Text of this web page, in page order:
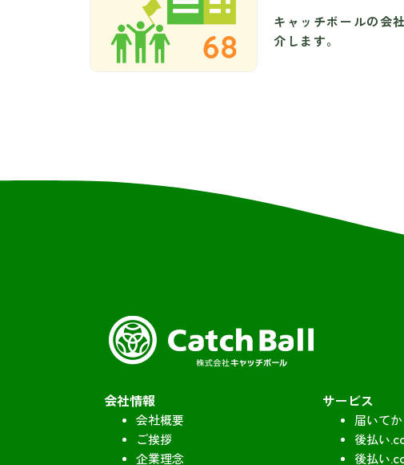
キャッチボールの会
介します。
会社情報
会社概要
ご挨拶
企業理念
サービス
届いて
後払い
後払い